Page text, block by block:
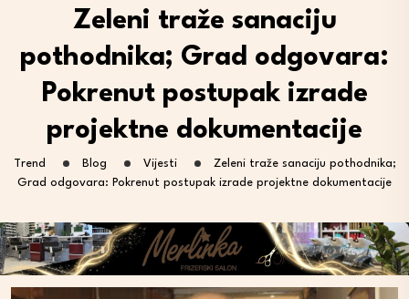
Zeleni traže sanaciju
pothodnika; Grad odgovara:
Pokrenut postupak izrade
projektne dokumentacije
Trend Blog Vijesti
Zeleni traže sanaciju pothodnika;
Grad odgovara: Pokrenut postupak izrade projektne dokumentacije